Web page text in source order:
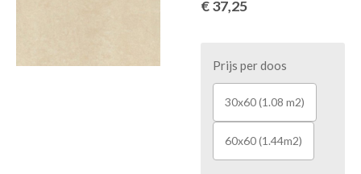
€ 37,25
Prijs per doos
30x60 (1.08 m2)
60x60 (1.44m2)